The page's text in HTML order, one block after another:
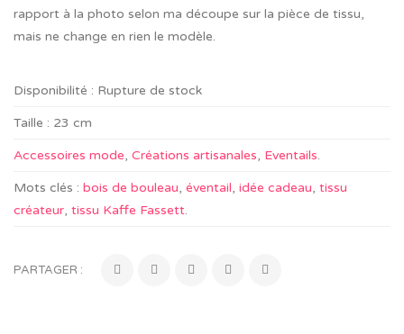
rapport à la photo selon ma découpe sur la pièce de tissu,
mais ne change en rien le modèle.
Disponibilité : Rupture de stock
Taille : 23 cm
Accessoires mode, Créations artisanales, Eventails.
Mots clés : bois de bouleau, éventail, idée cadeau, tissu
créateur, tissu Kaffe Fassett.
PARTAGER :